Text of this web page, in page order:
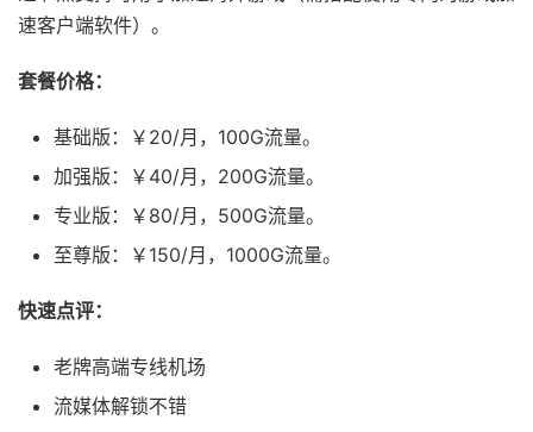
速客户端软件）。
套餐价格：
基础版：￥20/月，100G流量。
加强版：￥40/月，200G流量。
专业版：￥80/月，500G流量。
至尊版：￥150/月，1000G流量。
快速点评：
老牌高端专线机场
流媒体解锁不错